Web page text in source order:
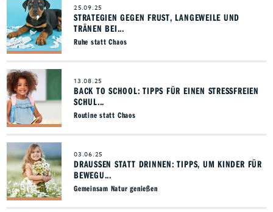
25.09.25
STRATEGIEN GEGEN FRUST, LANGEWEILE UND
TRÄNEN BEI...
Ruhe statt Chaos
13.08.25
BACK TO SCHOOL: TIPPS FÜR EINEN STRESSFREIEN
SCHUL...
Routine statt Chaos
03.06.25
DRAUSSEN STATT DRINNEN: TIPPS, UM KINDER FÜR B
EWEGU...
Gemeinsam Natur genießen